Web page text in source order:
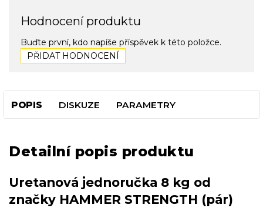
Hodnocení produktu
Buďte první, kdo napíše příspěvek k této položce.
PŘIDAT HODNOCENÍ
POPIS DISKUZE PARAMETRY
Detailní popis produktu
Uretanová jednoručka 8 kg od
značky HAMMER STRENGTH (pár)